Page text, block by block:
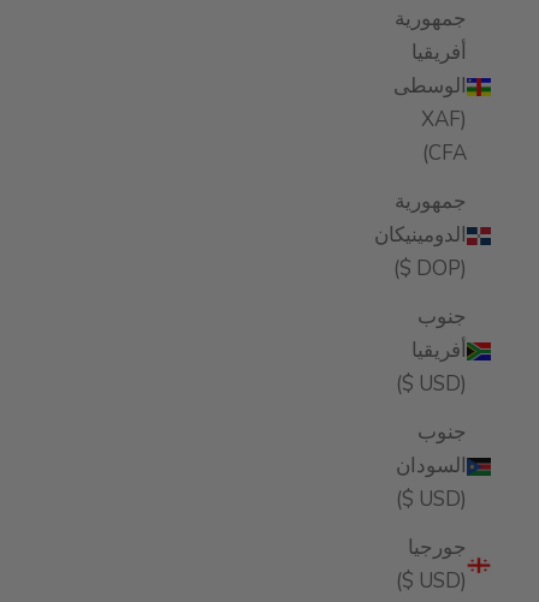
جمهورية
أفريقيا
الوسطى
(XAF
CFA)
جمهورية
الدومينيكان
(DOP $)
جنوب
أفريقيا
(USD $)
جنوب
السودان
(USD $)
جورجيا
(USD $)